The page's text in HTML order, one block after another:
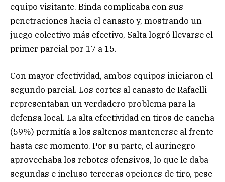
equipo visitante. Binda complicaba con sus
penetraciones hacia el canasto y, mostrando un
juego colectivo más efectivo, Salta logró llevarse el
primer parcial por 17 a 15.
Con mayor efectividad, ambos equipos iniciaron el
segundo parcial. Los cortes al canasto de Rafaelli
representaban un verdadero problema para la
defensa local. La alta efectividad en tiros de cancha
(59%) permitía a los salteños mantenerse al frente
hasta ese momento. Por su parte, el aurinegro
aprovechaba los rebotes ofensivos, lo que le daba
segundas e incluso terceras opciones de tiro, pese